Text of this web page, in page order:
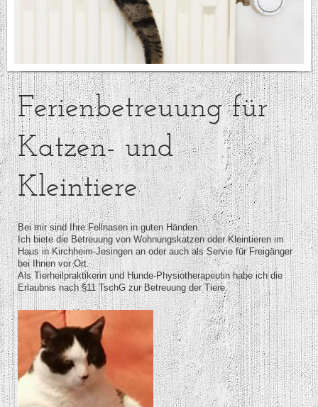
Ferienbetreuung für
Katzen- und
Kleintiere
Bei mir sind Ihre Fellnasen in guten Händen.
Ich biete die Betreuung von Wohnungskatzen oder Kleintieren im
Haus in Kirchheim-Jesingen an oder auch als Servie für Freigänger
bei Ihnen vor Ort.
Als Tierheilpraktikerin und Hunde-Physiotherapeutin habe ich die
Erlaubnis nach §11 TschG zur Betreuung der Tiere.